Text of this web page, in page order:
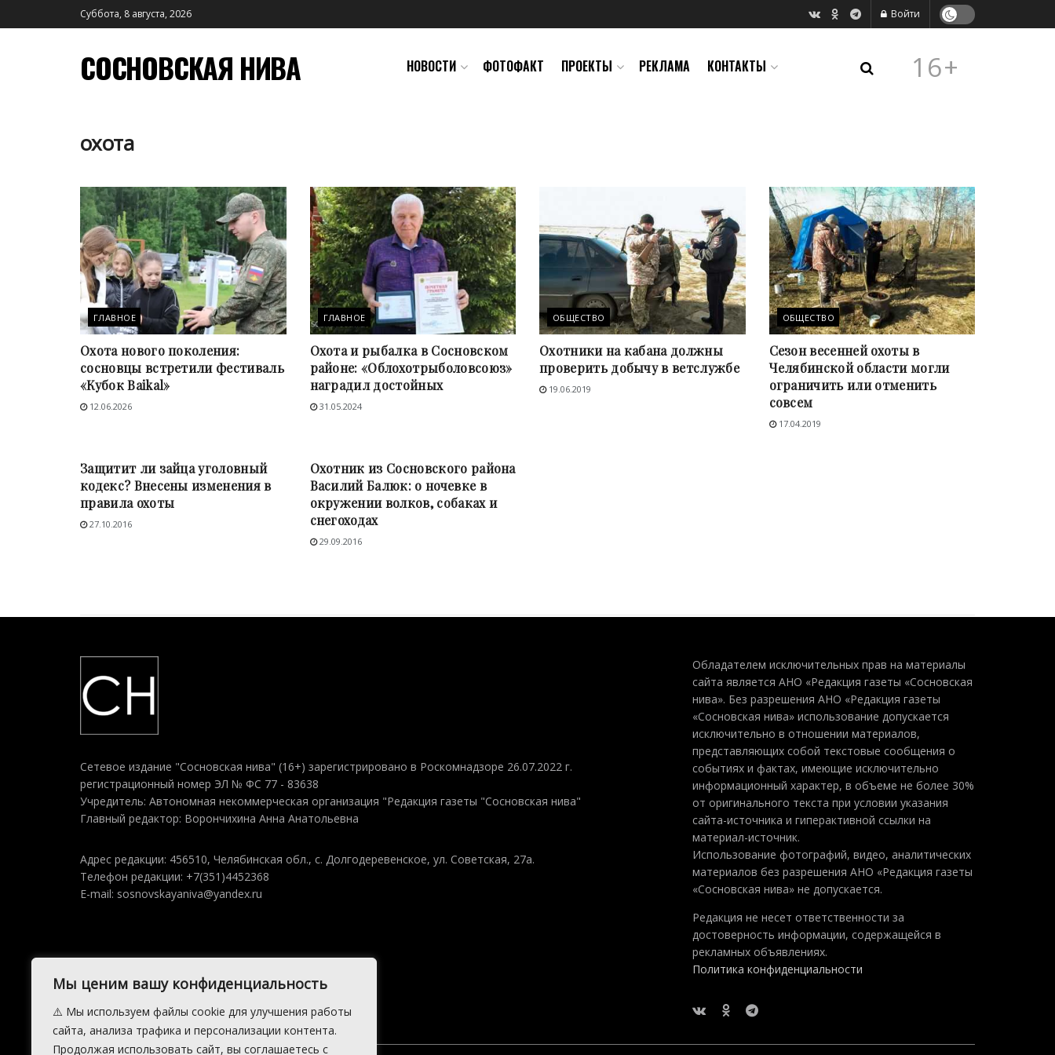
Мы ценим вашу конфиденциальность
⚠️ Мы используем файлы cookie для улучшения работы
сайта, анализа трафика и персонализации контента.
Продолжая использовать сайт, вы соглашаетесь с
Суббота, 8 августа, 2026 Войти
СОСНОВСКАЯ НИВА НОВОСТИ ФОТОФАКТ ПРОЕКТЫ РЕКЛАМА КОНТАКТЫ 16+
охота
ГЛАВНОЕ
Охота нового поколения:
сосновцы встретили фестиваль
«Кубок Baikal»
12.06.2026
ГЛАВНОЕ
Охота и рыбалка в Сосновском
районе: «Облохотрыболовсоюз»
наградил достойных
31.05.2024
ОБЩЕСТВО
Охотники на кабана должны
проверить добычу в ветслужбе
19.06.2019
ОБЩЕСТВО
Сезон весенней охоты в
Челябинской области могли
ограничить или отменить
совсем
17.04.2019
Защитит ли зайца уголовный
кодекс? Внесены изменения в
правила охоты
27.10.2016
Охотник из Сосновского района
Василий Балюк: о ночевке в
окружении волков, собаках и
снегоходах
29.09.2016
Сетевое издание "Сосновская нива" (16+) зарегистрировано в Роскомнадзоре 26.07.2022 г.
регистрационный номер ЭЛ № ФС 77 - 83638
Учредитель: Автономная некоммерческая организация "Редакция газеты "Сосновская нива"
Главный редактор: Ворончихина Анна Анатольевна
Адрес редакции: 456510, Челябинская обл., с. Долгодеревенское, ул. Советская, 27а.
Телефон редакции: +7(351)4452368
E-mail: sosnovskayaniva@yandex.ru
Обладателем исключительных прав на материалы
сайта является АНО «Редакция газеты «Сосновская
нива». Без разрешения АНО «Редакция газеты
«Сосновская нива» использование допускается
исключительно в отношении материалов,
представляющих собой текстовые сообщения о
событиях и фактах, имеющие исключительно
информационный характер, в объеме не более 30%
от оригинального текста при условии указания
сайта-источника и гиперактивной ссылки на
материал-источник.
Использование фотографий, видео, аналитических
материалов без разрешения АНО «Редакция газеты
«Сосновская нива» не допускается.
Редакция не несет ответственности за
достоверность информации, содержащейся в
рекламных объявлениях.
Политика конфиденциальности